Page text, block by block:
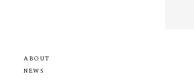
ABOUT
NEWS